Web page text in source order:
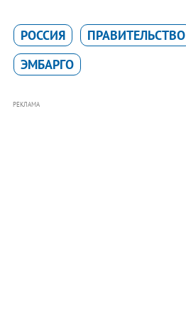
РОССИЯ ПРАВИТЕЛЬСТВО
ЭМБАРГО
РЕКЛАМА